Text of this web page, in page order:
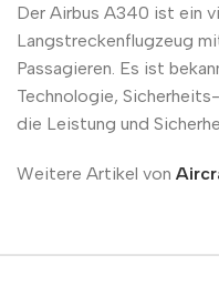
Der Airbus A340 ist ein
Langstreckenflugzeug
Passagieren. Es ist
Technologie,
die Leistung und
Weitere Artikel von